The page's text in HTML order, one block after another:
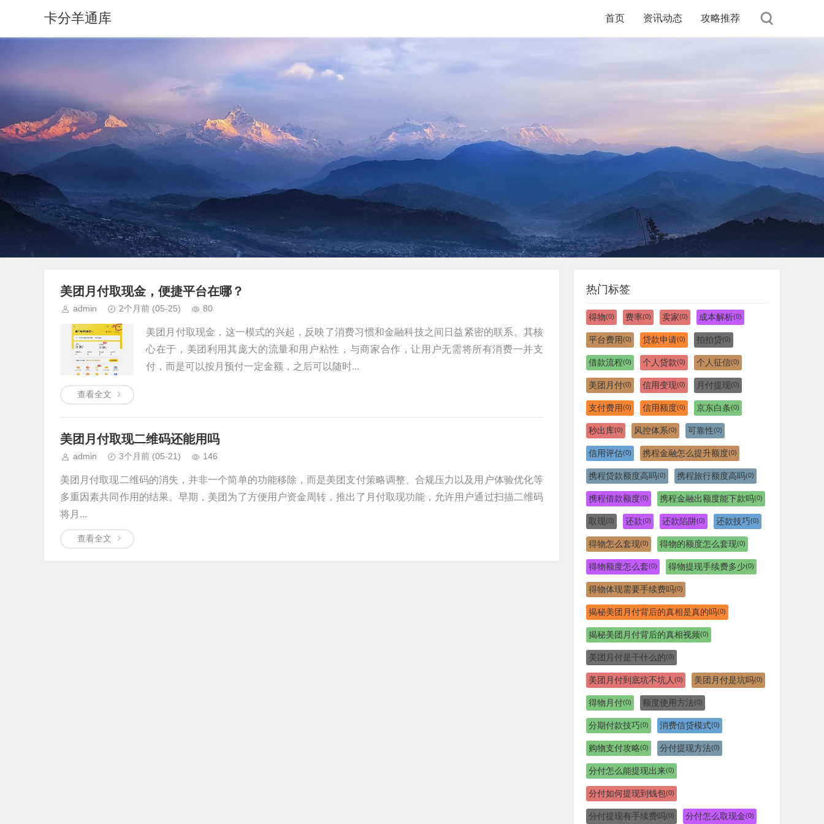
卡分羊通库 首页 资讯动态 攻略推荐
美团月付取现金，便捷平台在哪？
admin 2个月前 (05-25) 80
美团月付取现金，这一模式的兴起，反映了消费习惯和金融科技之间日益紧密的联系。其核
心在于，美团利用其庞大的流量和用户粘性，与商家合作，让用户无需将所有消费一并支
付，而是可以按月预付一定金额，之后可以随时...
查看全文
美团月付取现二维码还能用吗
admin 3个月前 (05-21) 146
美团月付取现二维码的消失，并非一个简单的功能移除，而是美团支付策略调整、合规压力以及用户体验优化等
多重因素共同作用的结果。早期，美团为了方便用户资金周转，推出了月付取现功能，允许用户通过扫描二维码
将月...
查看全文
热门标签
得物(0) 费率(0) 卖家(0) 成本解析(0)
平台费用(0) 贷款申请(0) 拍拍贷(0)
借款流程(0) 个人贷款(0) 个人征信(0)
美团月付(0) 信用变现(0) 月付提现(0)
支付费用(0) 信用额度(0) 京东白条(0)
秒出库(0) 风控体系(0) 可靠性(0)
信用评估(0) 携程金融怎么提升额度(0)
携程贷款额度高吗(0) 携程旅行额度高吗(0)
携程借款额度(0) 携程金融出额度能下款吗(0)
取现(0) 还款(0) 还款陷阱(0) 还款技巧(0)
得物怎么套现(0) 得物的额度怎么套现(0)
得物额度怎么套(0) 得物提现手续费多少(0)
得物体现需要手续费吗(0)
揭秘美团月付背后的真相是真的吗(0)
揭秘美团月付背后的真相视频(0)
美团月付是干什么的(0)
美团月付到底坑不坑人 (0) 美团月付是坑吗(0)
得物月付(0) 额度使用方法(0)
分期付款技巧(0) 消费信贷模式(0)
购物支付攻略(0) 分付提现方法(0)
分付怎么能提现出来(0)
分付如何提现到钱包(0)
分付提现有手续费吗(0) 分付怎么取现金(0)